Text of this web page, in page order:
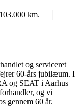
103.000
og serviceret
60-års jubilæum. I
og SEAT i Aarhus
og vi
gennem 60 år.